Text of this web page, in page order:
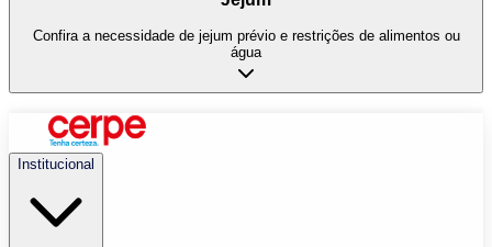
Confira a necessidade de jejum prévio e restrições de alimentos ou
água
Institucional